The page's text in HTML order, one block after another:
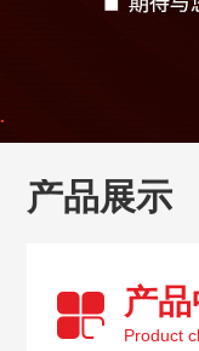
产品展示
产
Product